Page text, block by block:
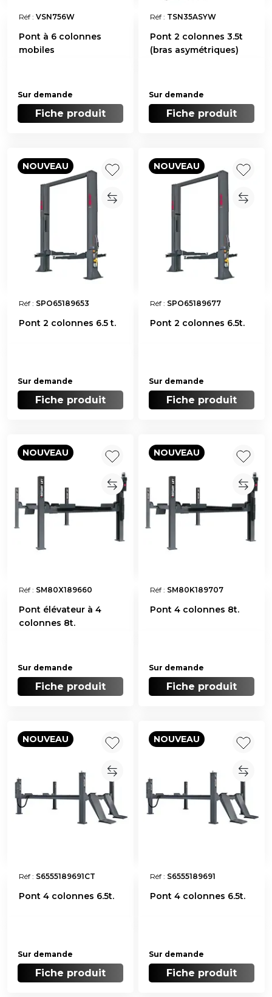
Réf : VSN756W
Pont à 6 colonnes
mobiles
Sur demande
Fiche produit
Réf : TSN35ASYW
Pont 2 colonnes 3.5t
(bras asymétriques)
Sur demande
Fiche produit
NOUVEAU
Réf : SPO65189653
Pont 2 colonnes 6.5 t.
Sur demande
Fiche produit
NOUVEAU
Réf : SPO65189677
Pont 2 colonnes 6.5t.
Sur demande
Fiche produit
NOUVEAU
Réf : SM80X189660
Pont élévateur à 4
colonnes 8t.
Sur demande
Fiche produit
NOUVEAU
Réf : SM80K189707
Pont 4 colonnes 8t.
Sur demande
Fiche produit
NOUVEAU
Réf : S6555189691CT
Pont 4 colonnes 6.5t.
Sur demande
Fiche produit
NOUVEAU
Réf : S6555189691
Pont 4 colonnes 6.5t.
Sur demande
Fiche produit